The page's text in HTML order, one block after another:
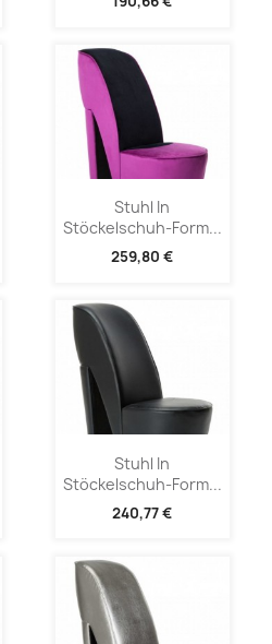
Stuhl In
Stöckelschuh-Form...
259,80 €
Stuhl In
Stöckelschuh-Form...
240,77 €